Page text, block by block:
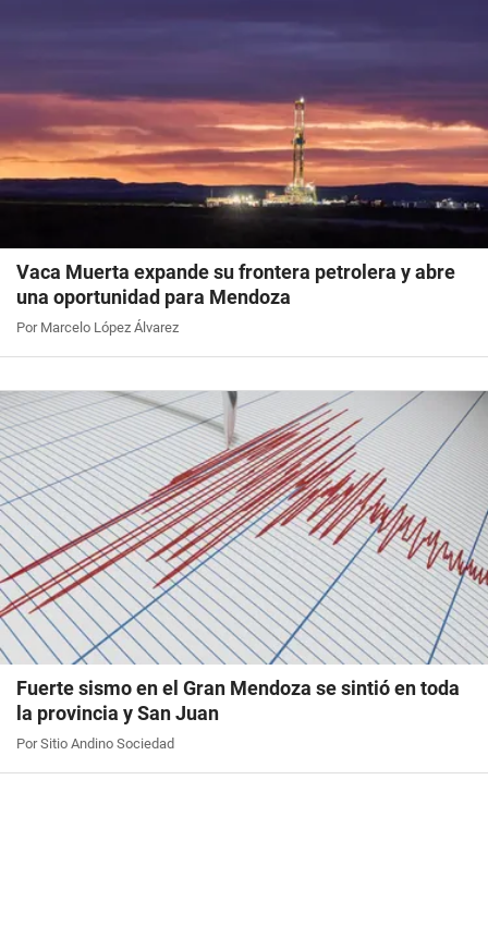
Vaca Muerta expande su frontera petrolera y abre
una oportunidad para Mendoza
Por Marcelo López Álvarez
Fuerte sismo en el Gran Mendoza se sintió en toda
la provincia y San Juan
Por Sitio Andino Sociedad